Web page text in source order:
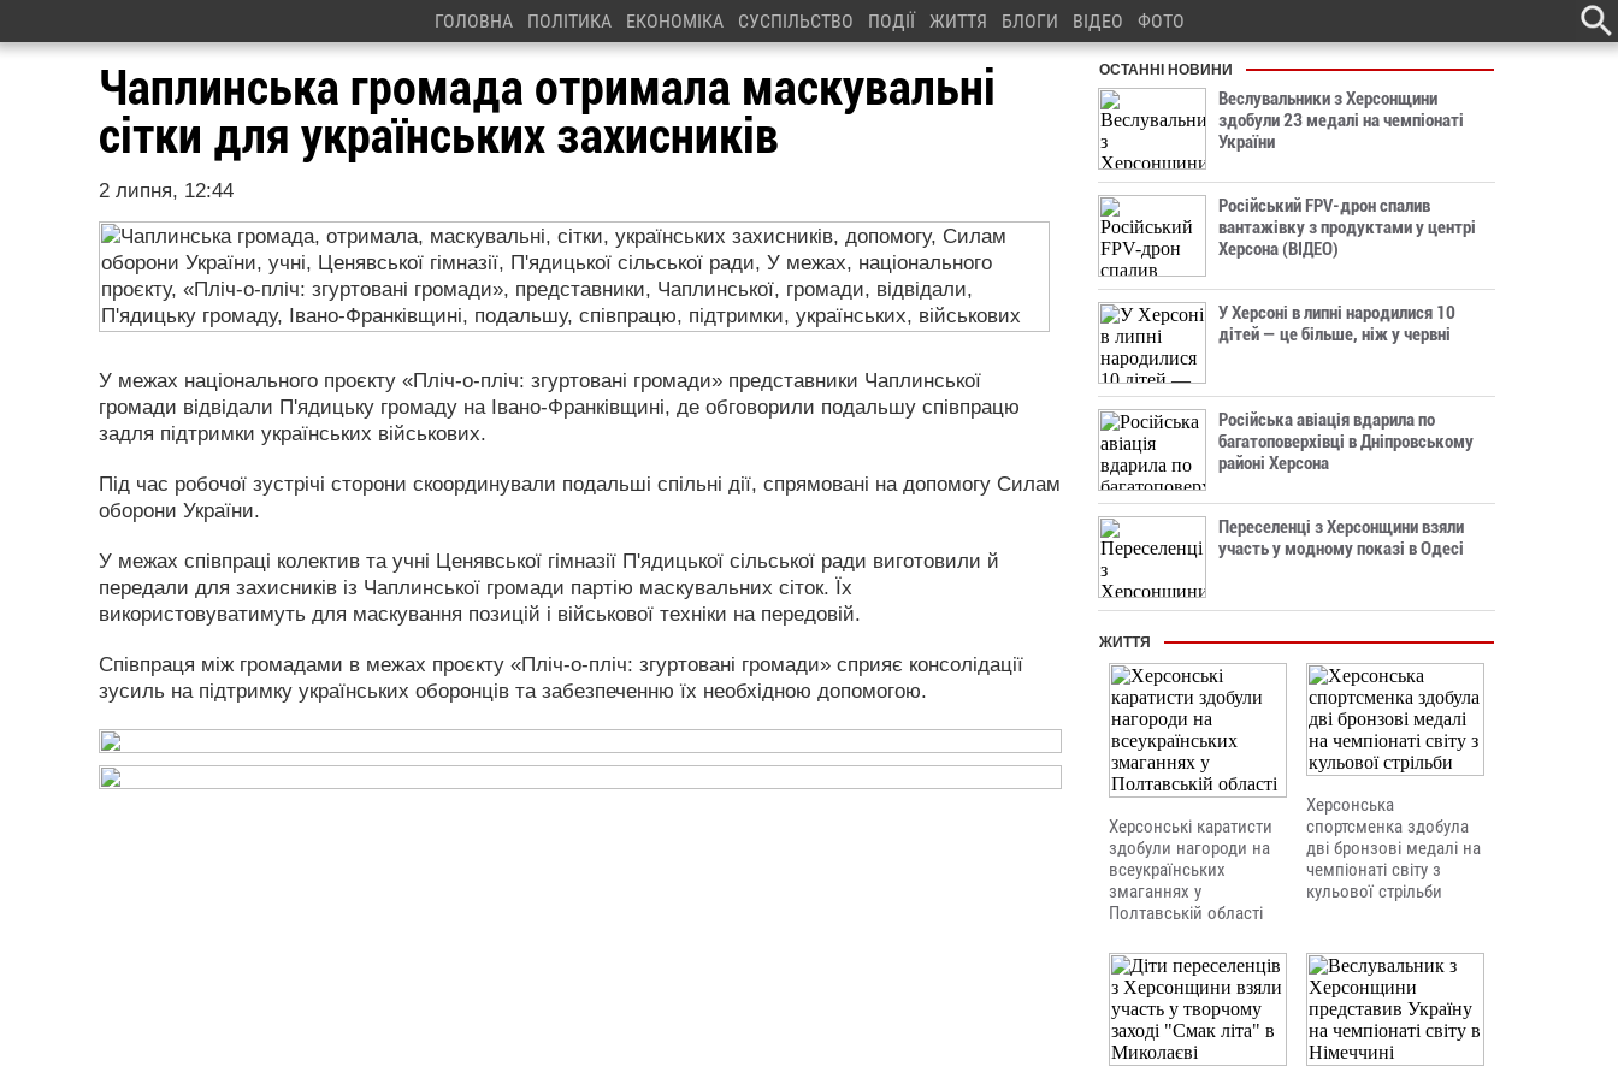
ГОЛОВНА ПОЛІТИКА ЕКОНОМІКА СУСПІЛЬСТВО ПОДІЇ ЖИТТЯ БЛОГИ ВІДЕО ФОТО
Чаплинська громада отримала маскувальні
сітки для українських захисників
2 липня, 12:44
У межах національного проєкту «Пліч-о-пліч: згуртовані громади» представники Чаплинської
громади відвідали П'ядицьку громаду на Івано-Франківщині, де обговорили подальшу співпрацю
задля підтримки українських військових.
Під час робочої зустрічі сторони скоординували подальші спільні дії, спрямовані на допомогу Силам
оборони України.
У межах співпраці колектив та учні Ценявської гімназії П'ядицької сільської ради виготовили й
передали для захисників із Чаплинської громади партію маскувальних сіток. Їх
використовуватимуть для маскування позицій і військової техніки на передовій.
Співпраця між громадами в межах проєкту «Пліч-о-пліч: згуртовані громади» сприяє консолідації
зусиль на підтримку українських оборонців та забезпеченню їх необхідною допомогою.
ОСТАННІ НОВИНИ
Веслувальники з Херсонщини
здобули 23 медалі на чемпіонаті
України
Російський FPV-дрон спалив
вантажівку з продуктами у центрі
Херсона (ВІДЕО)
У Херсоні в липні народилися 10
дітей — це більше, ніж у червні
Російська авіація вдарила по
багатоповерхівці в Дніпровському
районі Херсона
Переселенці з Херсонщини взяли
участь у модному показі в Одесі
ЖИТТЯ
Херсонські каратисти
здобули нагороди на
всеукраїнських
змаганнях у
Полтавській області
Херсонська
спортсменка здобула
дві бронзові медалі на
чемпіонаті світу з
кульової стрільби